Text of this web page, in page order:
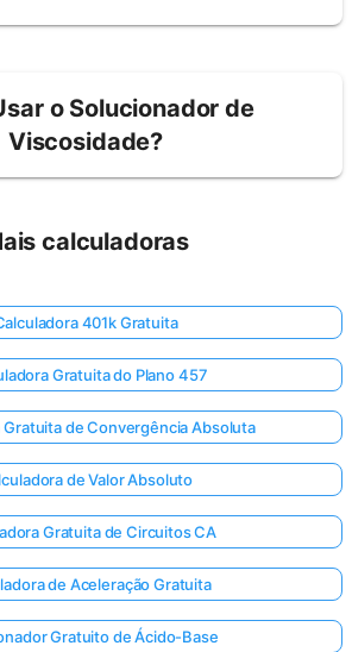
o Solucionador de
Viscosidade?
calculadoras
401k Gratuita
Gratuita do Plano 457
Gratuita de Convergência Absoluta
de Valor Absoluto
Gratuita de Circuitos CA
de Aceleração Gratuita
Gratuito de Ácido-Base